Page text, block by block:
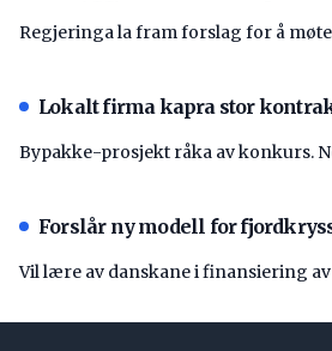
Regjeringa la fram forslag for å
Lokalt firma kapra stor
Bypakke-prosjekt råka av konkurs.
Forslår ny modell for
Vil lære av danskane i finansiering